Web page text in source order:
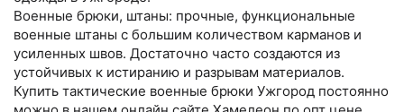
Военные брюки, штаны: прочные, функциональные
военные штаны с большим количеством карманов и
усиленных швов. Достаточно часто создаются из
устойчивых к истиранию и разрывам материалов.
Купить тактические военные брюки Ужгород постоянно